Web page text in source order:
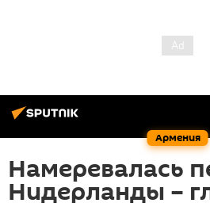
Армения
Намеревалась
Нидерланды –